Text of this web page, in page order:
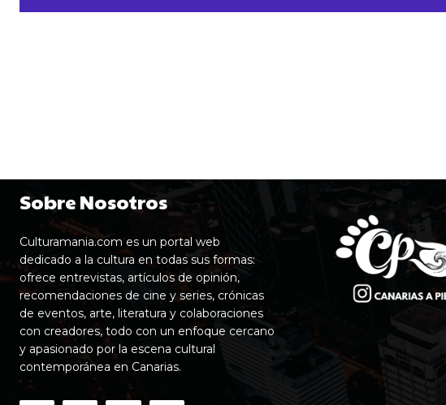
Sobre Nosotros
Culturamania.com es un portal web
dedicado a la cultura en todas sus formas:
ofrece entrevistas, artículos de opinión,
recomendaciones de cine y series, crónicas
de eventos, arte, literatura y colaboraciones
con creadores, todo con un enfoque cercano
y apasionado por la escena cultural
contemporánea en Canarias.